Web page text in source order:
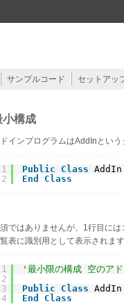
サンプルコード セットアッ
小構成
インプログラムはAddInとい
1
2
Public Class AddIn
End
Class
ではありませんが、1行目に
表に識別用として表示されま
1
2
3
4
'最小限の構成 空のア
Public
Class AddIn
End
Class